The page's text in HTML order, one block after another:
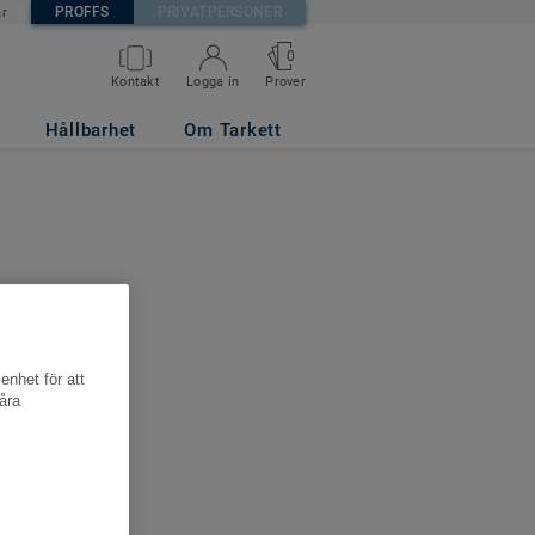
PROFFS PRIVATPERSONER
Kontakt Logga in
0
Prover
Hållbarhet Om Tarkett
för att